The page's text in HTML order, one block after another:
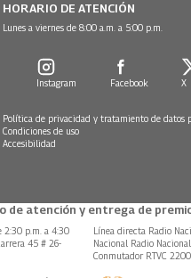
HORARIO DE ATENCIÓN
Lunes a viernes de 8:00 a.m. a 5:00 p.m.
Instagram Facebook X
Política de privacidad y tratamiento de datos
Condiciones de uso
Accesibilidad
de atención y entrega de
2:30 p.m. a 4:30
45 # 26-
Línea directa Radio
Nacional Radio
Conmutador RTVC